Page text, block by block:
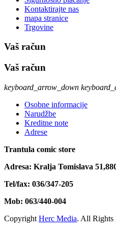
Kontaktirajte nas
mapa stranice
Trgovine
Vaš račun
Vaš račun
keyboard_arrow_down
Osobne informacije
Narudžbe
Kreditne note
Adrese
Trantula comic store
Adresa: Kralja Tomislava
Tel/fax: 036/347-205
Mob: 063/440-004
Copyright Herc Media. All Rights